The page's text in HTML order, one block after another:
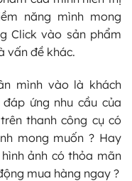
năng mình mong
Click vào sản phẩm
vấn đề khác.
mình vào là khách
ứng nhu cầu của
thanh công cụ có
mong muốn ? Hay
ảnh có thỏa mãn
mua hàng ngay ?